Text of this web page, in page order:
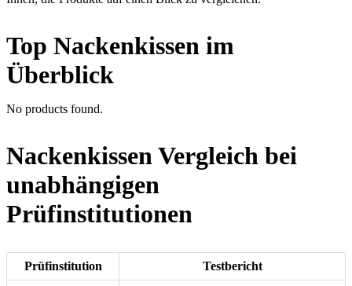
Top Nackenkissen im
Überblick
No products found.
Nackenkissen Vergleich bei
unabhängigen
Prüfinstitutionen
Prüfinstitution Testbericht